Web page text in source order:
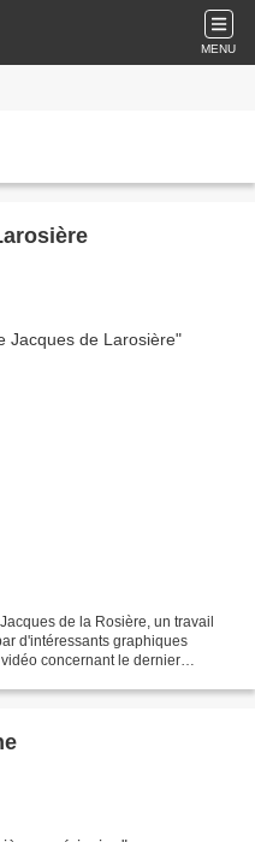
MENU
de la Rosière, un travail
d'intéressants graphiques
concernant le dernier